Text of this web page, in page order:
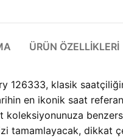
ÜRÜN ÖZELLIKLERI
126333, klasik
en ikonik saat
tamamlayacak, dikkat